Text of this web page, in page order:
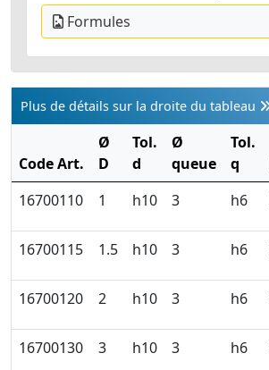
Formules
Plus de détails sur la droite du tableau
Code Art.
Ø
D
Tol.
d
Ø
queue
Tol.
q
16700110
1 h10 3 h6
16700115 1.5 h10 3 h6
16700120 2 h10 3 h6
16700130 3 h10 3 h6